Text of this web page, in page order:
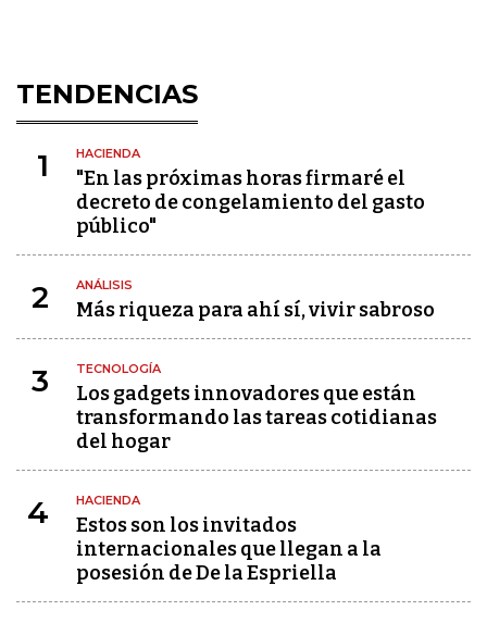
TENDENCIAS
1 HACIENDA
"En las próximas horas firmaré el
decreto de congelamiento del gasto
público"
2 ANÁLISIS
Más riqueza para ahí sí, vivir sabroso
3 TECNOLOGÍA
Los gadgets innovadores que están
transformando las tareas cotidianas
del hogar
4 HACIENDA
Estos son los invitados
internacionales que llegan a la
posesión de De la Espriella